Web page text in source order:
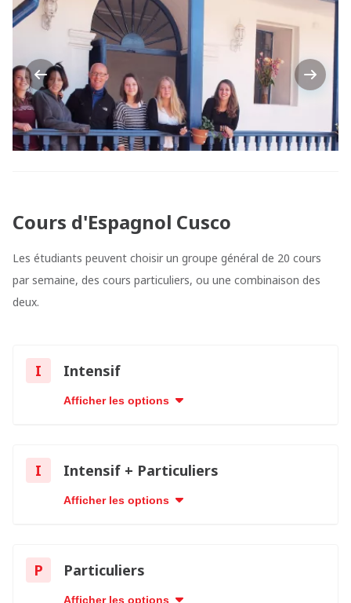
Cours d'Espagnol Cusco
Les étudiants peuvent choisir un groupe général de 20 cours
par semaine, des cours particuliers, ou une combinaison des
deux.
I Intensif
Afficher les options
I Intensif + Particuliers
Afficher les options
P Particuliers
Afficher les options